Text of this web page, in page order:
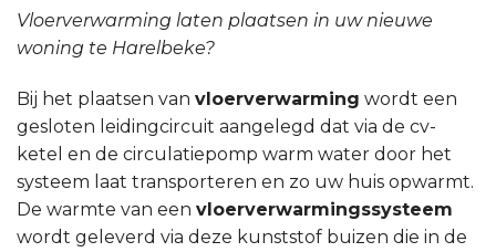
Vloerverwarming laten plaatsen in uw nieuwe
woning te Harelbeke?
Bij het plaatsen van vloerverwarming wordt een
gesloten leidingcircuit aangelegd dat via de cv-
ketel en de circulatiepomp warm water door het
systeem laat transporteren en zo uw huis opwarmt.
De warmte van een vloerverwarmingssysteem
wordt geleverd via deze kunststof buizen die in de